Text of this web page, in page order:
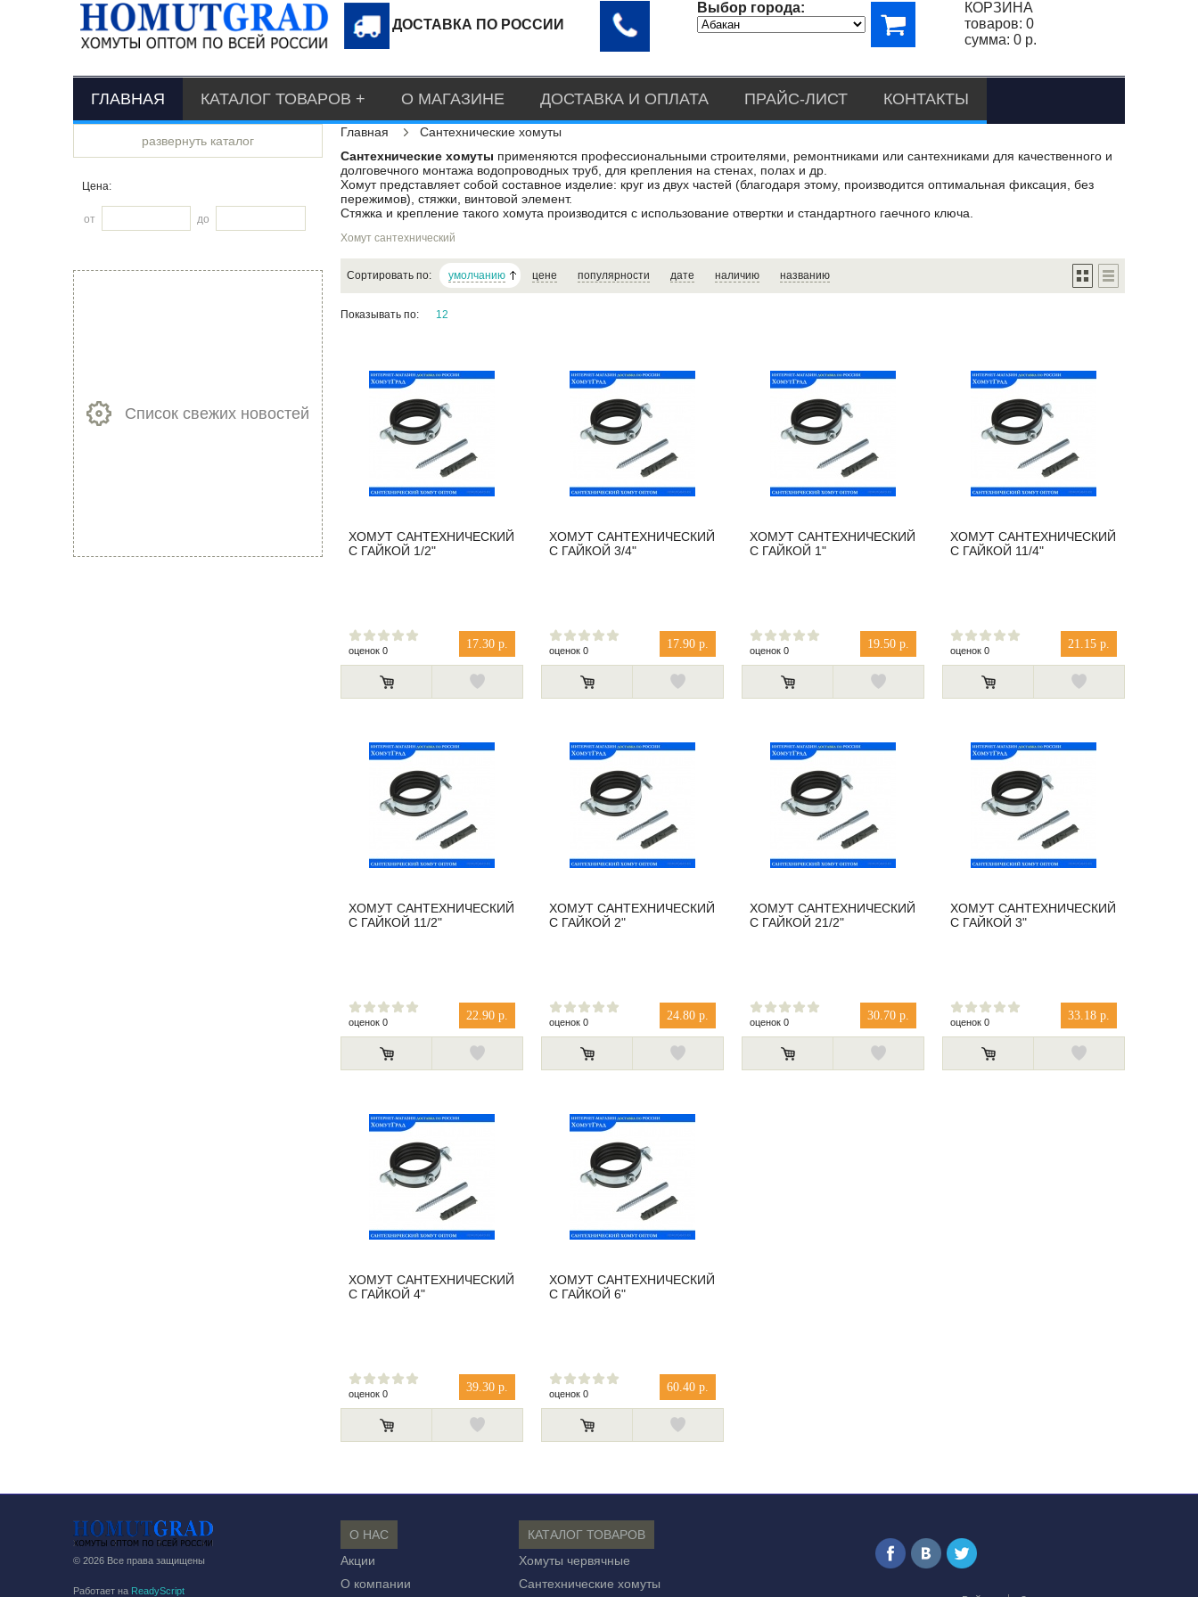
ДОСТАВКА ПО РОССИИ
Выбор города:
КОРЗИНА
товаров: 0
сумма: 0 р.
ГЛАВНАЯ КАТАЛОГ ТОВАРОВ О МАГАЗИНЕ ДОСТАВКА И ОПЛАТА ПРАЙС-ЛИСТ КОНТАКТЫ
Главная Сантехнические хомуты
развернуть каталог
Цена:
от до
Сантехнические хомуты применяются профессиональными строителями, ремонтниками или сантехниками для качественного и
долговечного монтажа водопроводных труб, для крепления на стенах, полах и др.
Хомут представляет собой составное изделие: круг из двух частей (благодаря этому, производится оптимальная фиксация, без
пережимов), стяжки, винтовой элемент.
Стяжка и крепление такого хомута производится с использование отвертки и стандартного гаечного ключа.
Хомут сантехнический
Сортировать по: умолчанию цене популярности дате наличию названию
Показывать по: 12
ХОМУТ САНТЕХНИЧЕСКИЙ
С ГАЙКОЙ 1/2"
17.30 р.
оценок 0
ХОМУТ САНТЕХНИЧЕСКИЙ
С ГАЙКОЙ 3/4"
17.90 р.
оценок 0
ХОМУТ САНТЕХНИЧЕСКИЙ
С ГАЙКОЙ 1"
19.50 р.
оценок 0
ХОМУТ САНТЕХНИЧЕСКИЙ
С ГАЙКОЙ 11/4"
21.15 р.
оценок 0
ХОМУТ САНТЕХНИЧЕСКИЙ
С ГАЙКОЙ 11/2"
22.90 р.
оценок 0
ХОМУТ САНТЕХНИЧЕСКИЙ
С ГАЙКОЙ 2"
24.80 р.
оценок 0
ХОМУТ САНТЕХНИЧЕСКИЙ
С ГАЙКОЙ 21/2"
30.70 р.
оценок 0
ХОМУТ САНТЕХНИЧЕСКИЙ
С ГАЙКОЙ 3"
33.18 р.
оценок 0
ХОМУТ САНТЕХНИЧЕСКИЙ
С ГАЙКОЙ 4"
39.30 р.
оценок 0
ХОМУТ САНТЕХНИЧЕСКИЙ
С ГАЙКОЙ 6"
60.40 р.
оценок 0
Список свежих новостей
© 2026 Все права защищены
Работает на ReadyScript
О НАС
Акции
О компании
КАТАЛОГ ТОВАРОВ
Хомуты червячные
Сантехнические хомуты